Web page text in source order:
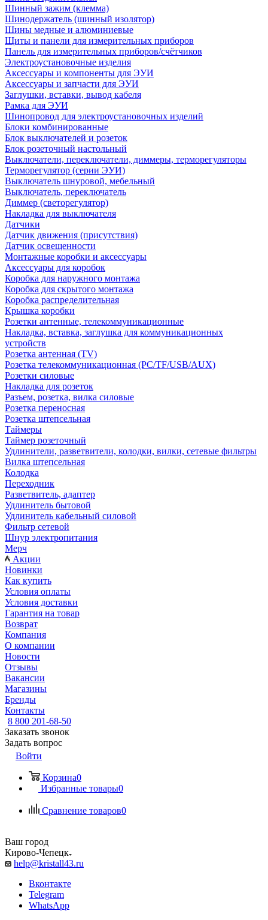
Шинный зажим (клемма)
Шинодержатель (шинный изолятор)
Шины медные и алюминиевые
Щиты и панели для измерительных приборов
Панель для измерительных приборов/счётчиков
Электроустановочные изделия
Аксессуары и компоненты для ЭУИ
Аксессуары и запчасти для ЭУИ
Заглушки, вставки, вывод кабеля
Рамка для ЭУИ
Шинопровод для электроустановочных изделий
Блоки комбинированные
Блок выключателей и розеток
Блок розеточный настольный
Выключатели, переключатели, диммеры, терморегуляторы
Терморегулятор (серии ЭУИ)
Выключатель шнуровой, мебельный
Выключатель, переключатель
Диммер (светорегулятор)
Накладка для выключателя
Датчики
Датчик движения (присутствия)
Датчик освещенности
Монтажные коробки и аксессуары
Аксессуары для коробок
Коробка для наружного монтажа
Коробка для скрытого монтажа
Коробка распределительная
Крышка коробки
Розетки антенные, телекоммуникационные
Накладка, вставка, заглушка для коммуникационных
устройств
Розетка антенная (TV)
Розетка телекоммуникационная (PC/TF/USB/AUX)
Розетки силовые
Накладка для розеток
Разъем, розетка, вилка силовые
Розетка переносная
Розетка штепсельная
Таймеры
Таймер розеточный
Удлинители, разветвители, колодки, вилки, сетевые фильтры
Вилка штепсельная
Колодка
Переходник
Разветвитель, адаптер
Удлинитель бытовой
Удлинитель кабельный силовой
Фильтр сетевой
Шнур электропитания
Мерч
Акции
Новинки
Как купить
Условия оплаты
Условия доставки
Гарантия на товар
Возврат
Компания
О компании
Новости
Отзывы
Вакансии
Магазины
Бренды
Контакты
8 800 201-68-50
Заказать звонок
Задать вопрос
Войти
Корзина0
Избранные товары0
Сравнение товаров0
Ваш город
Кирово-Чепецк
help@kristall43.ru
Вконтакте
Telegram
WhatsApp